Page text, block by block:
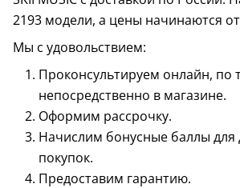
Россия
2193 модели, а цены начинаются
Мы с удовольствием:
Проконсультируем онлайн, по
непосредственно в магазине.
Оформим рассрочку.
Начислим бонусные баллы
покупок.
Предоставим гарантию.